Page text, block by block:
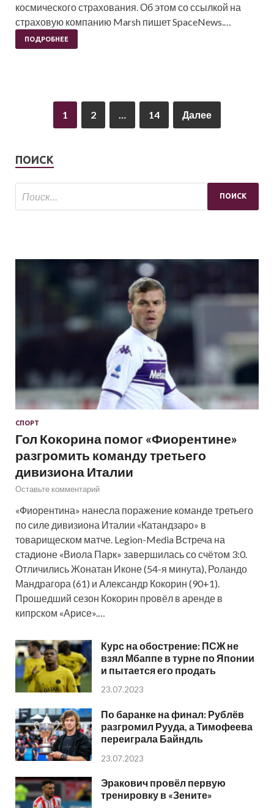
космического страхования. Об этом со ссылкой на
страховую компанию Marsh пишет SpaceNews.…
ПОДРОБНЕЕ
1 2 14 Далее
ПОИСК
СПОРТ
Гол Кокорина помог «Фиорентине»
разгромить команду третьего
дивизиона Италии
Оставьте комментарий
«Фиорентина» нанесла поражение команде третьего
по силе дивизиона Италии «Катандзаро» в
товарищеском матче. Legion-Media Встреча на
стадионе «Виола Парк» завершилась со счётом 3:0.
Отличились Жонатан Иконе (54-я минута), Роландо
Мандрагора (61) и Александр Кокорин (90+1).
Прошедший сезон Кокорин провёл в аренде в
кипрском «Арисе».…
Курс на обострение: ПСЖ не
взял Мбаппе в турне по Японии
и пытается его продать
23.07.2023
По баранке на финал: Рублёв
разгромил Рууда, а Тимофеева
переиграла Байндль
23.07.2023
Эракович провёл первую
тренировку в «Зените»